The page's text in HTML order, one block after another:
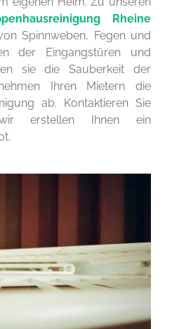
Rheine
Spinnweben, Fegen und
der Eingangstüren und
sie die Sauberkeit der
Ihren Mietern die
ab. Kontaktieren Sie
erstellen Ihnen ein